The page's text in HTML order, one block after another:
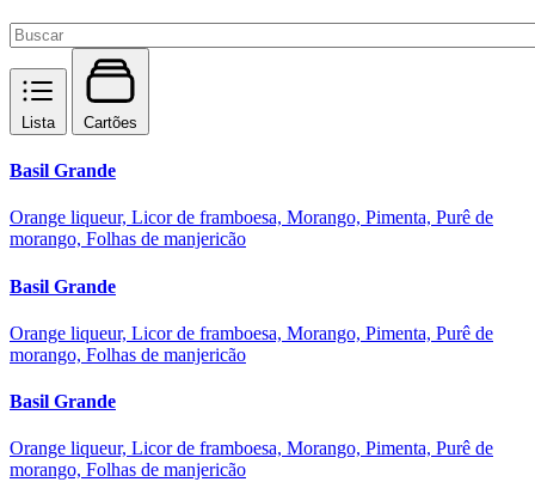
Lista Cartões
Basil Grande
Orange liqueur, Licor de framboesa, Morango, Pimenta, Purê de
morango, Folhas de manjericão
Basil Grande
Orange liqueur, Licor de framboesa, Morango, Pimenta, Purê de
morango, Folhas de manjericão
Basil Grande
Orange liqueur, Licor de framboesa, Morango, Pimenta, Purê de
morango, Folhas de manjericão